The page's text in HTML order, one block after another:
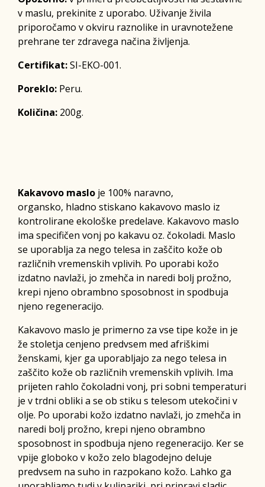
v maslu, prekinite z uporabo. Uživanje živila
priporočamo v okviru raznolike in uravnotežene
prehrane ter zdravega načina življenja.
Certifikat:SI-EKO-001.
Poreklo: Peru.
Količina: 200g.
Kakavovo maslo je 100% naravno,
organsko, hladno stiskano kakavovo maslo iz
kontrolirane ekološke predelave. Kakavovo maslo
ima specifičen vonj po kakavu oz. čokoladi. Maslo
se uporablja za nego telesa in zaščito kože ob
različnih vremenskih vplivih. Po uporabi kožo
izdatno navlaži, jo zmehča in naredi bolj prožno,
krepi njeno obrambno sposobnost in spodbuja
njeno regeneracijo.
Kakavovo maslo je primerno za vse tipe kože in je
že stoletja cenjeno predvsem med afriškimi
ženskami, kjer ga uporabljajo za nego telesa in
zaščito kože ob različnih vremenskih vplivih. Ima
prijeten rahlo čokoladni vonj, pri sobni temperaturi
je v trdni obliki a se ob stiku s telesom utekočini v
olje. Po uporabi kožo izdatno navlaži, jo zmehča in
naredi bolj prožno, krepi njeno obrambno
sposobnost in spodbuja njeno regeneracijo. Ker se
vpije globoko v kožo zelo blagodejno deluje
predvsem na suho in razpokano kožo. Lahko ga